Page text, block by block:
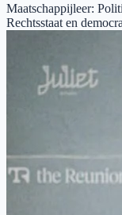
Maatschappijleer:
Rechtsstaat en